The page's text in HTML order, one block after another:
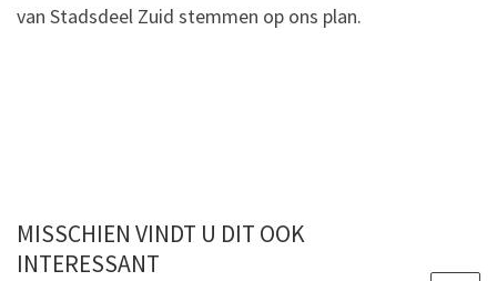
van Stadsdeel Zuid stemmen op ons plan.
MISSCHIEN VINDT U DIT OOK
INTERESSANT